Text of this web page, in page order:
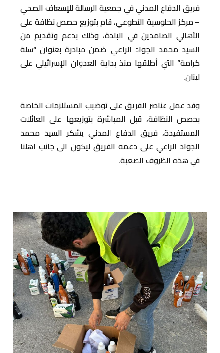
فريق الدفاع المدني في جمعية الرسالة للإسعاف الصحي
– مركز الحلوسية التطوعي، قام بتوزيع حصص نظافة على
الأهالي الصامدين في البلدة، وذلك بدعم وتقديم من
السيد محمد الجواد الراعي، ضمن مبادرة بعنوان “سلة
كرامة” التي أطلقها منذ بداية العدوان الإسرائيلي على
لبنان.
وقد عمل عناصر الفريق على توضيب المستلزمات الخاصة
بحصص النظافة، قبل المباشرة بتوزيعها على العائلات
المستفيدة، فريق الدفاع المدني يشكر السيد محمد
الجواد الراعي على دعمه الفريق ليكون الى جانب اهلنا
في هذه الظروف الصعبة.